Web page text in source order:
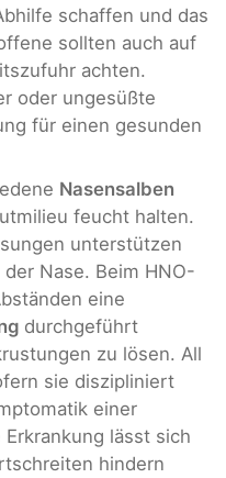
schaffen und das
sollten auch auf
achten.
oder ungesüßte
für einen gesunden
Nasensalben
feucht halten.
unterstützen
Nase. Beim HNO-
eine
durchgeführt
zu lösen. All
sie diszipliniert
einer
lässt sich
hindern